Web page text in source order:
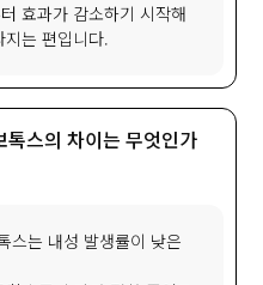
효과가 감소하기 시작해
는 편입니다.
스의 차이는 무엇인가
스는 내성 발생률이 낮은